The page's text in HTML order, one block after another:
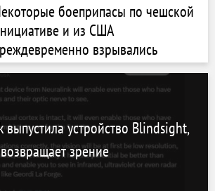
боеприпасы по чешской
и из США
взрывались
выпустила устройство Blindsight,
зрение